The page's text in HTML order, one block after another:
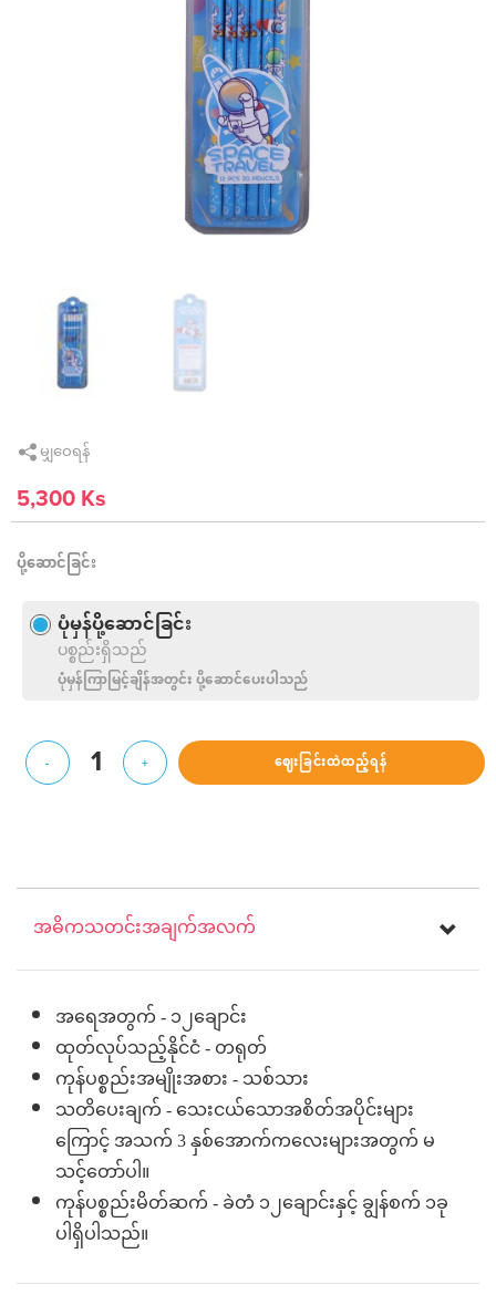
မျှဝေရန်
5,300 Ks
ပို့ဆောင်ခြင်း
ပုံမှန်ပို့ဆောင်ခြင်း
ပစ္စည်းရှိသည်
ပုံမှန်ကြာမြင့်ချိန်အတွင်း ပို့ဆောင်ပေးပါသည်
- 1 + ဈေးခြင်းထဲထည့်ရန်
အဓိကသတင်းအချက်အလက်
အရေအတွက် - ၁၂ချောင်း
ထုတ်လုပ်သည့်နိုင်ငံ - တရုတ်
ကုန်ပစ္စည်းအမျိုးအစား - သစ်သား
သတိပေးချက် - သေးငယ်သောအစိတ်အပိုင်းများ
ကြောင့် အသက် 3 နှစ်အောက်ကလေးများအတွက် မ
သင့်တော်ပါ။
ကုန်ပစ္စည်းမိတ်ဆက် - ခဲတံ ၁၂ချောင်းနှင့် ချွန်စက် ၁ခု
ပါရှိပါသည်။